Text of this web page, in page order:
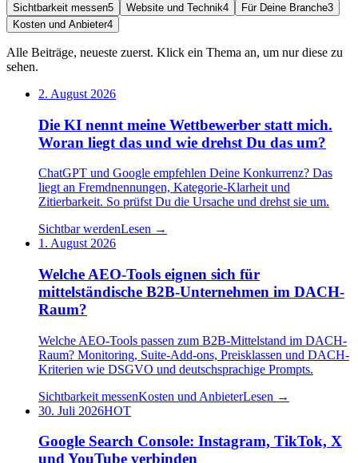
Sichtbarkeit messen5 Website und Technik4 Für Deine Branche3
Kosten und Anbieter4
Alle Beiträge, neueste zuerst. Klick ein Thema an, um nur diese zu
sehen.
2. August 2026
Die KI nennt meine Wettbewerber statt mich.
Woran liegt das und wie drehst Du das um?
ChatGPT und Google empfehlen Deine Konkurrenz? Das
liegt an Fremdnennungen, Kategorie-Klarheit und
Zitierbarkeit. So prüfst Du die Ursache und drehst sie um.
Sichtbar werdenLesen →
1. August 2026
Welche AEO-Tools eignen sich für
mittelständische B2B-Unternehmen im DACH-
Raum?
Welche AEO-Tools passen zum B2B-Mittelstand im DACH-
Raum? Monitoring, Suite-Add-ons, Preisklassen und DACH-
Kriterien wie DSGVO und deutschsprachige Prompts.
Sichtbarkeit messenKosten und AnbieterLesen →
30. Juli 2026HOT
Google Search Console: Instagram, TikTok, X
und YouTube verbinden